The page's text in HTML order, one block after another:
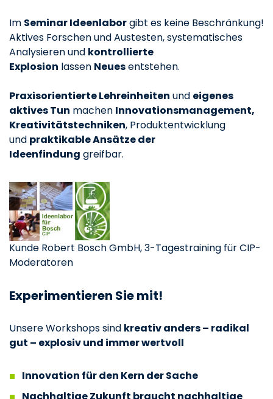
Im Seminar Ideenlaborgibt es keine Beschränkung!
Aktives Forschen und Austesten, systematisches
Analysieren und kontrollierte
Explosion lassen Neuesentstehen.
Praxisorientierte Lehreinheiten und eigenes
aktives Tun machen Innovationsmanagement,
Kreativitätstechniken, Produktentwicklung
und praktikable Ansätze der
Ideenfindung greifbar.
Kunde Robert Bosch GmbH, 3-Tagestraining für CIP-
Moderatoren
Experimentieren Sie mit!
Unsere Workshops sind kreativ anders – radikal
gut – explosiv und immer wertvoll
Innovation für den Kern der Sache